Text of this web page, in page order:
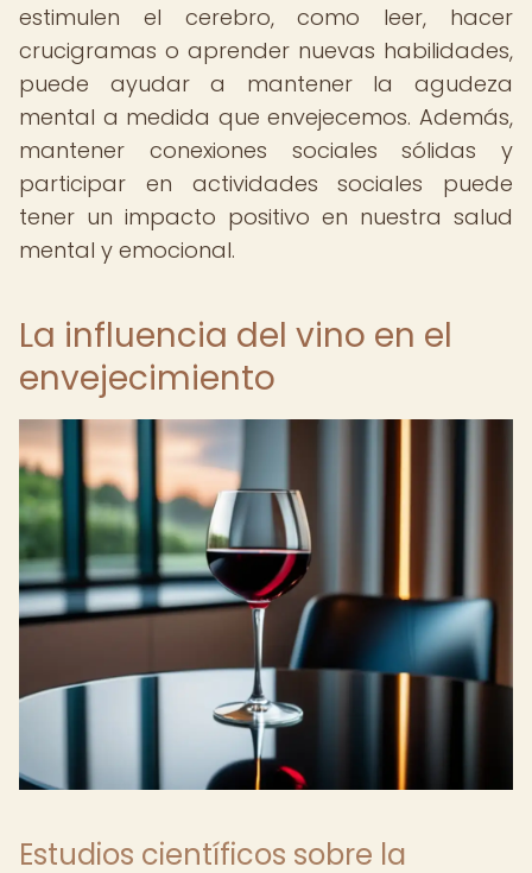
estimulen el cerebro, como leer, hacer
crucigramas o aprender nuevas habilidades,
puede ayudar a mantener la agudeza
mental a medida que envejecemos. Además,
mantener conexiones sociales sólidas y
participar en actividades sociales puede
tener un impacto positivo en nuestra salud
mental y emocional.
La influencia del vino en el
envejecimiento
Estudios científicos sobre la